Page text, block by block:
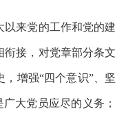
来党的工作和党的建
衔接，对党章部分条文
，增强“四个意识”、坚
大党员应尽的义务；